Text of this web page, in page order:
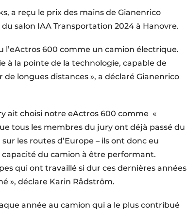
a reçu le prix des mains de Gianenrico
salon IAA Transportation 2024 à Hanovre.
l’eActros 600 comme un camion électrique.
à la pointe de la technologie, capable de
longues distances », a déclaré Gianenrico
ait choisi notre eActros 600 comme «
tous les membres du jury ont déjà passé du
les routes d’Europe – ils ont donc eu
capacité du camion à être performant.
qui ont travaillé si dur ces dernières années
», déclare Karin Rådström.
année au camion qui a le plus contribué